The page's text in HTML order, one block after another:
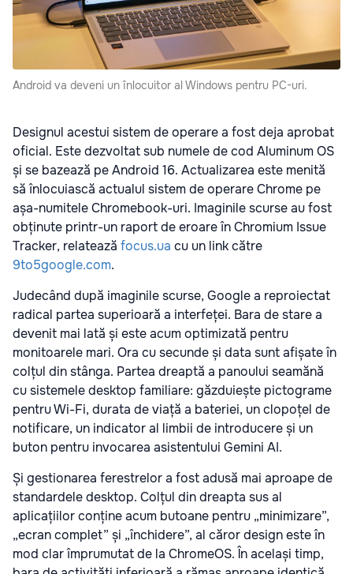
Android va deveni un înlocuitor al Windows pentru PC-uri.
Designul acestui sistem de operare a fost deja aprobat
oficial. Este dezvoltat sub numele de cod Aluminum OS
și se bazează pe Android 16. Actualizarea este menită
să înlocuiască actualul sistem de operare Chrome pe
așa-numitele Chromebook-uri. Imaginile scurse au fost
obținute printr-un raport de eroare în Chromium Issue
Tracker, relatează focus.ua cu un link către
9to5google.com.
Judecând după imaginile scurse, Google a reproiectat
radical partea superioară a interfeței. Bara de stare a
devenit mai lată și este acum optimizată pentru
monitoarele mari. Ora cu secunde și data sunt afișate în
colțul din stânga. Partea dreaptă a panoului seamănă
cu sistemele desktop familiare: găzduiește pictograme
pentru Wi-Fi, durata de viață a bateriei, un clopoțel de
notificare, un indicator al limbii de introducere și un
buton pentru invocarea asistentului Gemini AI.
Și gestionarea ferestrelor a fost adusă mai aproape de
standardele desktop. Colțul din dreapta sus al
aplicațiilor conține acum butoane pentru „minimizare”,
„ecran complet” și „închidere”, al căror design este în
mod clar împrumutat de la ChromeOS. În același timp,